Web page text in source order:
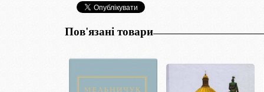
Пов'язані товари